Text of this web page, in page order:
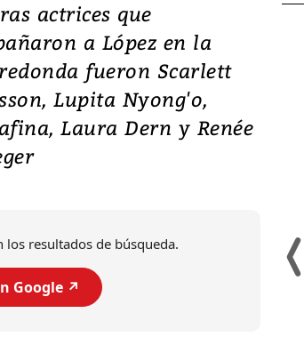
actrices que
a López en la
fueron Scarlett
Lupita Nyong'o,
Laura Dern y Renée
los resultados de búsqueda.
Google ↗️
Video, Japón: Terremoto
deja heridos y graves
daños en Kumamoto
Un fuerte terremoto de magnitud
7,1 se registró este martes 28 de